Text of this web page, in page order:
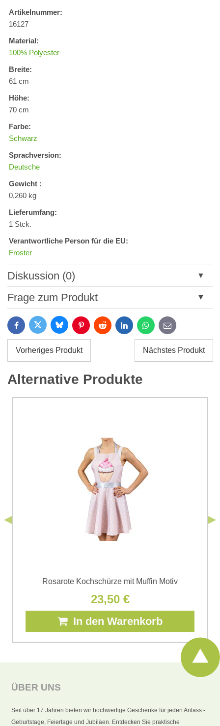
Artikelnummer:
16127
Material:
100% Polyester
Breite:
61 cm
Höhe:
70 cm
Farbe:
Schwarz
Sprachversion:
Deutsche
Gewicht :
0,260 kg
Lieferumfang:
1 Stck.
Verantwortliche Person für die EU:
Froster
Diskussion (0)
Neuer Kommentar
Titel:
Name:*
Ich stimme der Verarbeitung der im Formular angegebenen
personenbezogenen Daten zum Zwecke der Absendung
einverstanden. Ich habe die Datenschutzbedingungen
Bomba s.r.o. zur Kenntnis genommen.*
Frage zum Produkt
*
Ihre E-Mail:*
FacebookTwitter BlueskyPinterestReddit LinkedInWhatsApp
E-
mail
Vorheriges Produkt Nächstes Produkt
Alternative Produkte
Rosarote Kochschürze mit Muffin Motiv
23,50 €
In den Warenkorb
ÜBER UNS
Seit über 17 Jahren bieten wir hochwertige Geschenke für jeden Anlass -
Geburtstage, Feiertage und Jubiläen. Entdecken Sie praktische